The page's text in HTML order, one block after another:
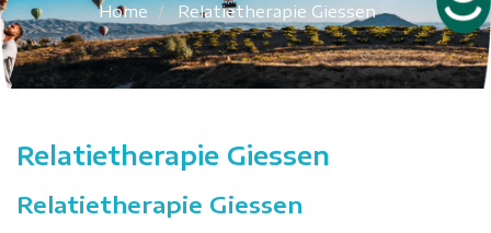
Home Relatietherapie Giessen
Relatietherapie Giessen
Relatietherapie Giessen